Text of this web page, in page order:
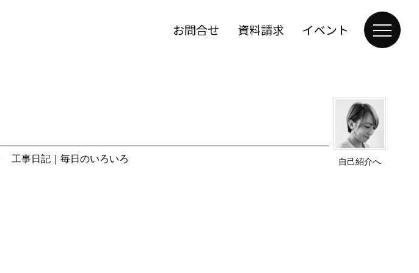
お問合せ 資料請求 イベント
自己紹介へ
工事日記 毎日のいろいろ